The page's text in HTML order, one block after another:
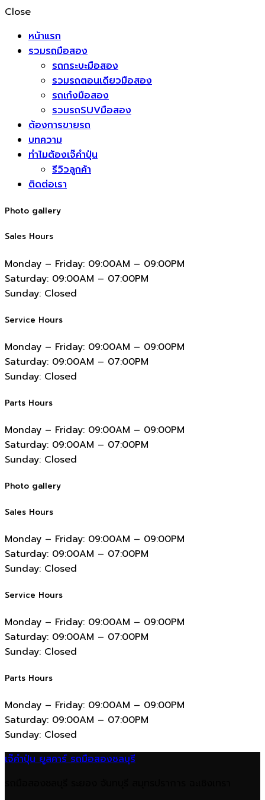
Close
หน้าแรก
รวมรถมือสอง
รถกระบะมือสอง
รวมรถตอนเดียวมือสอง
รถเก๋งมือสอง
รวมรถSUVมือสอง
ต้องการขายรถ
บทความ
ทำไมต้องเจ๊คำปุ่น
รีวิวลูกค้า
ติดต่อเรา
Photo gallery
Sales Hours
Monday – Friday: 09:00AM – 09:00PM
Saturday: 09:00AM – 07:00PM
Sunday: Closed
Service Hours
Monday – Friday: 09:00AM – 09:00PM
Saturday: 09:00AM – 07:00PM
Sunday: Closed
Parts Hours
Monday – Friday: 09:00AM – 09:00PM
Saturday: 09:00AM – 07:00PM
Sunday: Closed
Photo gallery
Sales Hours
Monday – Friday: 09:00AM – 09:00PM
Saturday: 09:00AM – 07:00PM
Sunday: Closed
Service Hours
Monday – Friday: 09:00AM – 09:00PM
Saturday: 09:00AM – 07:00PM
Sunday: Closed
Parts Hours
Monday – Friday: 09:00AM – 09:00PM
Saturday: 09:00AM – 07:00PM
Sunday: Closed
เจ๊คำปุ่น ยูสคาร์ รถมือสองชลบุรี